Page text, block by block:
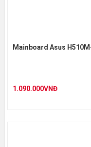
Mainboard Asus
1.090.000VNĐ